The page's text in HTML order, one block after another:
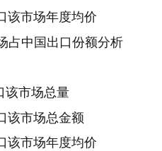
该市场年度均价
占中国出口份额分析
该市场总量
该市场总金额
该市场年度均价